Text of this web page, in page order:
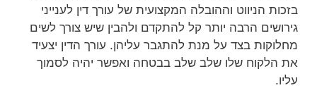
בזכות הניווט וההובלה המקצועית של עורך דין לענייני
גירושים הרבה יותר קל להתקדם ולהבין שיש צורך לשים
מחלוקות בצד על מנת להתגבר עליהן. עורך הדין יצעיד
את הלקוח שלו שלב שלב בבטחה ואפשר יהיה לסמוך
עליו.